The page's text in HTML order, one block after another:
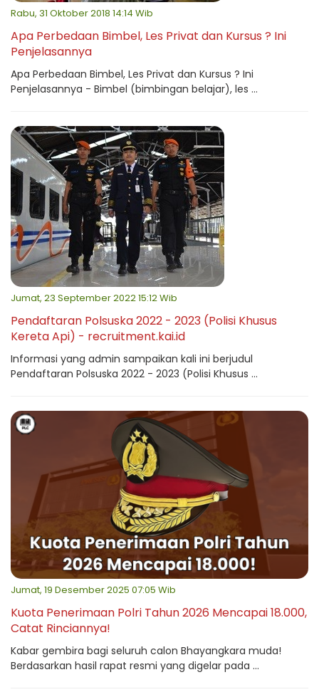
Rabu, 31 Oktober 2018 14:14 Wib
Apa Perbedaan Bimbel, Les Privat dan Kursus ? Ini
Penjelasannya
Apa Perbedaan Bimbel, Les Privat dan Kursus ? Ini
Penjelasannya - Bimbel (bimbingan belajar), les ...
Jumat, 23 September 2022 15:12 Wib
Pendaftaran Polsuska 2022 - 2023 (Polisi Khusus
Kereta Api) - recruitment.kai.id
Informasi yang admin sampaikan kali ini berjudul
Pendaftaran Polsuska 2022 - 2023 (Polisi Khusus ...
Jumat, 19 Desember 2025 07:05 Wib
Kuota Penerimaan Polri Tahun 2026 Mencapai 18.000,
Catat Rinciannya!
Kabar gembira bagi seluruh calon Bhayangkara muda!
Berdasarkan hasil rapat resmi yang digelar pada ...